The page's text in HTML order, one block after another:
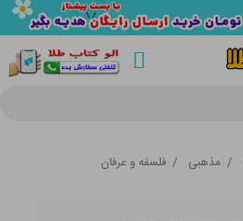
/ مذهبی / فلسفه و عرفان